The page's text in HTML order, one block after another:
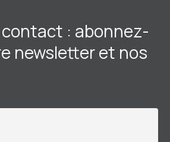
: abonnez-
newsletter et nos